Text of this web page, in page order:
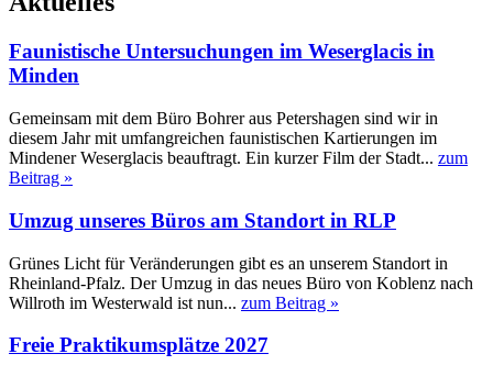
Faunistische Untersuchungen im Weserglacis in
Minden
Gemeinsam mit dem Büro Bohrer aus Petershagen sind wir in
diesem Jahr mit umfangreichen faunistischen Kartierungen im
Mindener Weserglacis beauftragt. Ein kurzer Film der Stadt... zum
Beitrag »
Umzug unseres Büros am Standort in RLP
Grünes Licht für Veränderungen gibt es an unserem Standort in
Rheinland-Pfalz. Der Umzug in das neues Büro von Koblenz nach
Willroth im Westerwald ist nun... zum Beitrag »
Freie Praktikumsplätze 2027